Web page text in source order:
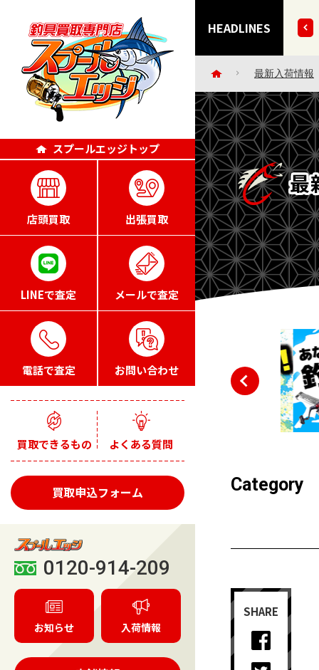
スプールエッジトップ
店頭買取 出張買取
LINEで査定 メールで査定
電話で査定 お問い合わせ
買取できるもの よくある質問
買取申込フォーム
0120-914-209
お知らせ 入荷情報
HEADLINES
ずにごめんなさい・・。」エッジポイント4倍キャンペー
最新入荷情報
最
Category
SHARE